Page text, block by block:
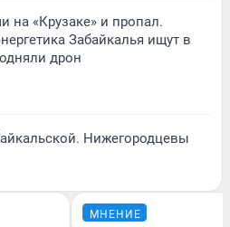
на «Крузаке» и пропал.
Забайкалья ищут в
дрон
Нижегородцевы
МНЕНИЕ